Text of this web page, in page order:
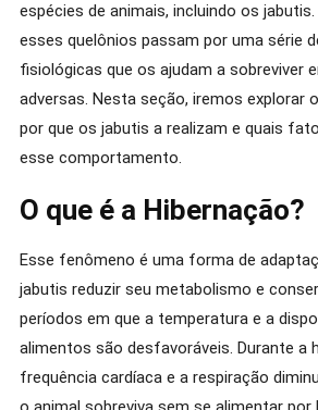
espécies de animais, incluindo os
esses quelônios passam por uma série
fisiológicas que os ajudam a sobreviver
adversas. Nesta seção, iremos explorar
por que os jabutis a realizam e quais
esse comportamento.
O que é a Hibernação?
Esse fenômeno é uma forma de
jabutis reduzir seu metabolismo e
períodos em que a temperatura e a
alimentos são desfavoráveis. Durante a
frequência cardíaca e a respiração